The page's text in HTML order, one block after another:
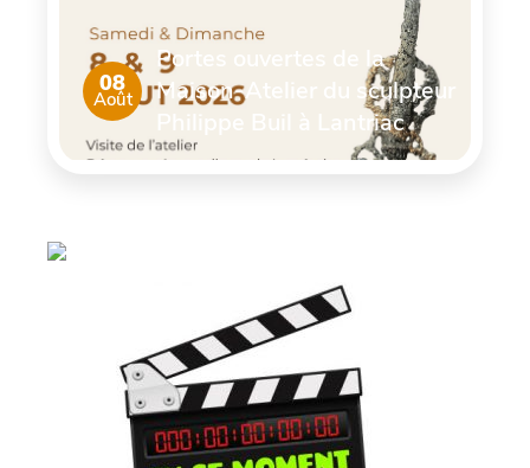
08
Août
Portes ouvertes de la
Maison-Atelier du sculpteur
Philippe Buil à Lantriac